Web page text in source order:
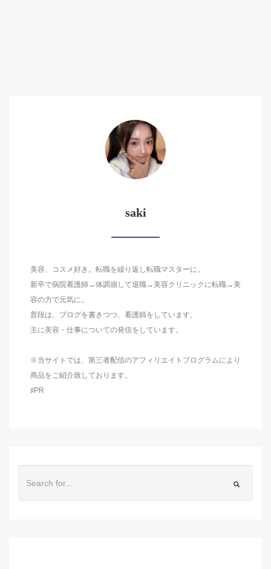
saki
美容、コスメ好き。転職を繰り返し転職マスターに。
新卒で病院看護師→体調崩して退職→美容クリニックに転職→美
容の力で元気に。
普段は、ブログを書きつつ、看護師をしています。
主に美容・仕事についての発信をしています。
※当サイトでは、第三者配信のアフィリエイトプログラムにより
商品をご紹介致しております。
♯PR